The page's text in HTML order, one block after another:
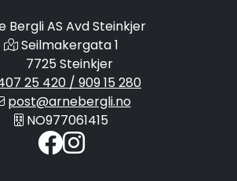
Bergli AS Avd Steinkjer
Seilmakergata 1
7725 Steinkjer
25 420 / 909 15 280
post@arnebergli.no
NO977061415